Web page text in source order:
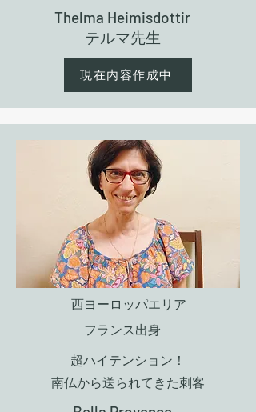
Thelma Heimisdottir
​テルマ先生
現在内容作成中
西ヨーロッパエリア
フランス出身
超ハイテンション！
​南仏から送られてきた刺客